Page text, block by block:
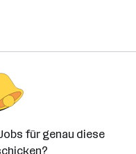
für genau diese